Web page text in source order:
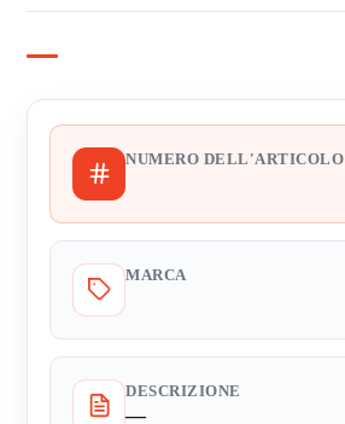
NUMERO DELL'ARTICOLO
MARCA
DESCRIZIONE
—